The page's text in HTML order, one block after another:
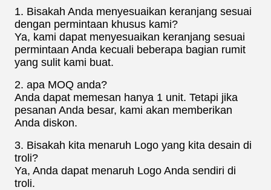
1. Bisakah Anda menyesuaikan keranjang sesuai
dengan permintaan khusus kami?
Ya, kami dapat menyesuaikan keranjang sesuai
permintaan Anda kecuali beberapa bagian rumit
yang sulit kami buat.
2. apa MOQ anda?
Anda dapat memesan hanya 1 unit. Tetapi jika
pesanan Anda besar, kami akan memberikan
Anda diskon.
3. Bisakah kita menaruh Logo yang kita desain di
troli?
Ya, Anda dapat menaruh Logo Anda sendiri di
troli.